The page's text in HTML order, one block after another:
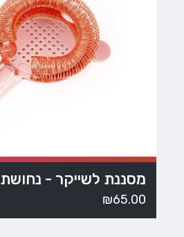
מסננת לשייקר - נחושת
₪65.00